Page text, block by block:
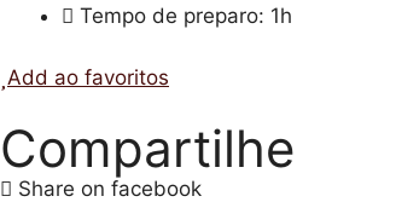
Tempo de preparo: 1h
Add ao favoritos
Compartilhe
Share on facebook